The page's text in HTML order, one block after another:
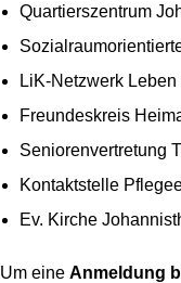
Quartierszentrum
LiK-Netzwerk
Freundeskreis
Seniorenvertretung
Kontaktstelle
Ev. Kirche
Um eine Anmeldung